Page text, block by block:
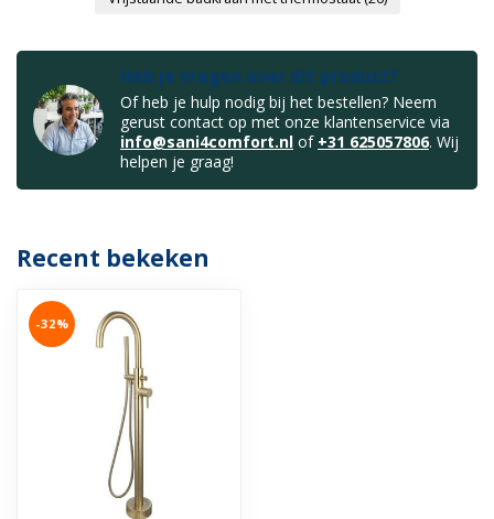
Heb je vragen over dit product?
Of heb je hulp nodig bij het bestellen? Neem
gerust contact op met onze klantenservice via
info@sani4comfort.nl of +31 625057806. Wij
helpen je graag!
Recent bekeken
-32%